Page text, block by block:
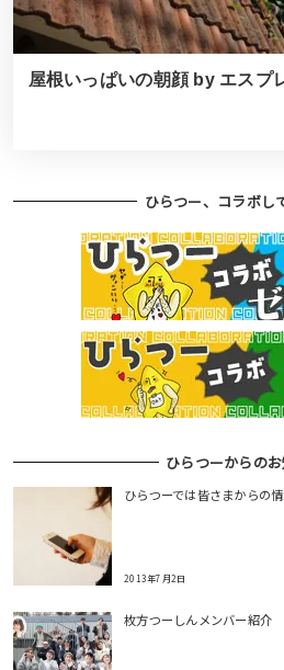
屋根いっぱいの朝顔 by エスプ
ひらつー、コラボし
ひらつーからの
ひらつーでは皆さまからの
2013年7月2日
枚方つーしんメンバー紹介